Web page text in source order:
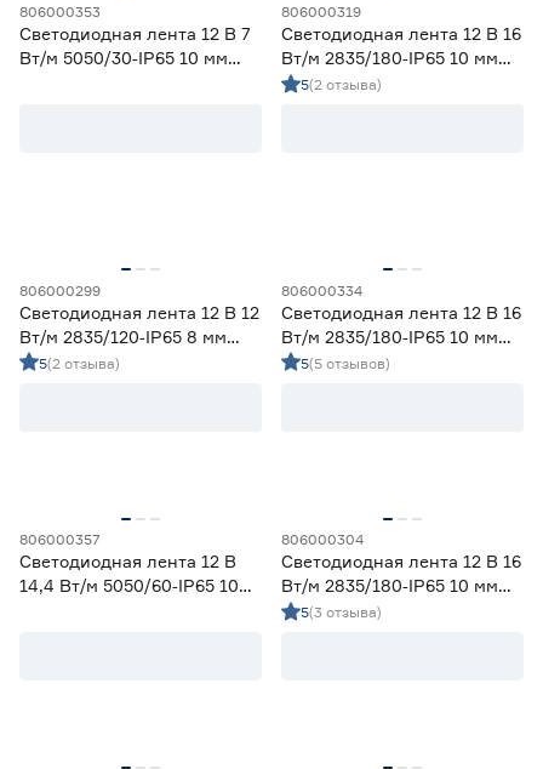
82 90
Марка
Apeyron
Geniled
Ещё 2
1 год
3
2 года
22
806000353
Светодиодная лента 12 В 7
Вт/м 5050/30‑IP65 10 мм
806000319
Светодиодная лента 12 В 16
Вт/м 2835/180‑IP65 10 мм
дневной 5 м Geniled
5(2 отзыва)
806000299
Светодиодная лента 12 В 12
Вт/м 2835/120‑IP65 8 мм
теплый 5 м Geniled
5(2 отзыва)
806000334
Светодиодная лента 12 В 16
Вт/м 2835/180‑IP65 10 мм
холодный 2 м Geniled
5(5 отзывов)
806000357
Светодиодная лента 12 В
14,4 Вт/м 5050/60‑IP65 10
806000304
Светодиодная лента 12 В 16
Вт/м 2835/180‑IP65 10 мм
теплый 2 м Geniled
5(3 отзыва)